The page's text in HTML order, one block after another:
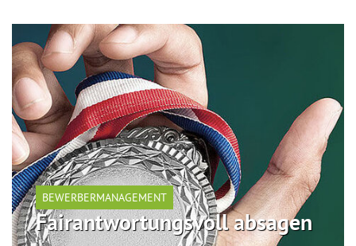
BEWERBERMANAGEMENT
Fairantwortungsvoll absagen